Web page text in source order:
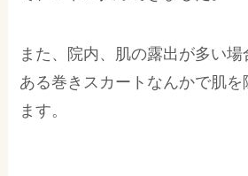
また、院内、肌の露出が多い
ある巻きスカートなんかで肌
ます。